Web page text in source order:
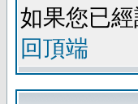
如果您已
回頂端